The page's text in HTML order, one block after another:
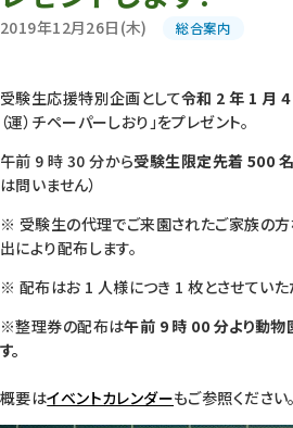
2019年12月26日(木) 総合案内
受験生応援特別企画として令和 2 年 1 月 4
（運）チペーパーしおり」をプレゼント。
午前 9 時 30 分から受験生限定先着 500 名
は問いません）
※ 受験生の代理でご来園されたご家族の方
出により配布します。
※ 配布はお 1 人様につき 1 枚とさせていた
※整理券の配布は午前 9 時 00 分より動
す。
概要はイベントカレンダーもご参照ください。